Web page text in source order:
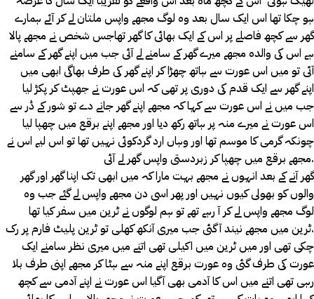
ہو چکا تھا اس ایک سال بعد وہ لوگ مجھے واپس ملتان لے کر آئے ہمارے
گھر سے کچھ فاصلے پر اس کے ایک بھائی کا گھر تھاجس شخص نے مجھے پالا
ہے اس کی والدہ مجھے میرے گھر کے سامنے لے آئی جب میں اپنے گھر کے سامنے
آئی تو میں اس عورت سے ہاتھ چھڑا کر اپنے گھر کی طرف بھاگی ابھی میں
اپنے گھر سے ایک قدم کی دوری پر تھی کہ اس عورت نے جھپٹ کر پکڑ لیا
جب میں نے اس عورت سے کہا کہ مجھے اپنے گھر جانے دے تو شور کے ڈر سے
اس عورت نے میرے منہ پر ہاتھ رکھ دیا اور مجھے اپنے برقع میں چھپا لیا
چونکہ گرمی کا موسم تھا اور وہاں ارد گردکوئی نہیں تھا تو اس لیے اس نے
مجھے برقع میں چھپا کر زبردستی واپس گھر لے آئی.
گھر آنے کے بعد انہوں نے مجھے بہت مارا کہ میں ابھی تک اپنا گھر اور گھر
والوں کو بھولی کیوں نہیں اور پھر اسی دن مجھے واپس لے گئے جب وہ
لوگ مجھے واپس لے کر آ رہے تھے تو ہم لوگوں نے ٹرین میں سفر کیا تھا
.ٹرین میں مجھے نیند آ گئی جب میری آنکھ کھلی تو ٹرین پلیٹ فارم پر رک
چکی تھی اور میں ٹرین میں اکیلی تھی اتنے میں میری نظر سامنے ایک
عورت کی طرف گئی وہ عورت برقع اپنے منہ سے ہٹا کر مجھے اپنی طرف بلا
رہی تھی اتنے میں اس کا آدمی بھی آگیا اس عورت نے اپنے آدمی سے کچھ